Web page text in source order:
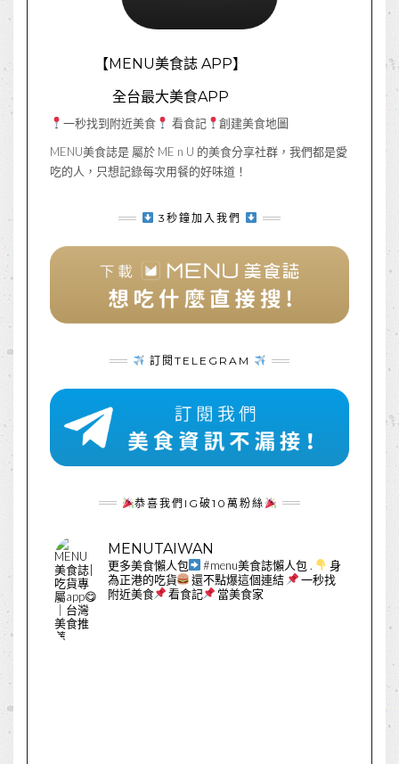
【MENU美食誌 APP】
全台最大美食APP
一秒找到附近美食 看食記
創建美食地圖
MENU美食誌是 屬於 ME n U 的美食分享社群，我們都是愛
吃的人，只想記錄每次用餐的好味道！
3秒鐘加入我們
訂閱TELEGRAM
恭喜我們IG破10萬粉絲
MENUTAIWAN
更多美食懶人包 #menu美食誌懶人包 .
身
為正港的吃貨
還不點爆這個連結
一秒找
附近美食
看食記 當美食家